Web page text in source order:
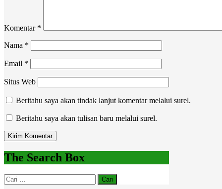
Komentar *
Nama *
Email *
Situs Web
Beritahu saya akan tindak lanjut komentar melalui surel.
Beritahu saya akan tulisan baru melalui surel.
The Search Box
Cari
untuk: